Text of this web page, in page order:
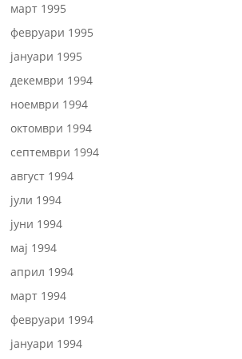
март 1995
февруари 1995
јануари 1995
декември 1994
ноември 1994
октомври 1994
септември 1994
август 1994
јули 1994
јуни 1994
мај 1994
април 1994
март 1994
февруари 1994
јануари 1994